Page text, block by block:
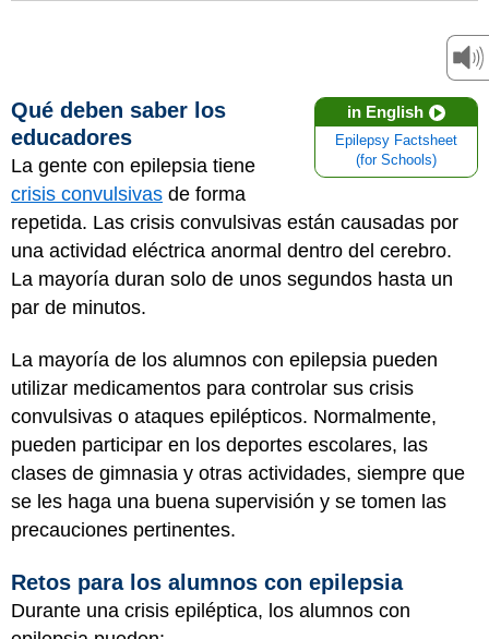
in English
Epilepsy Factsheet
(for Schools)
Qué deben saber los
educadores
La gente con epilepsia tiene
crisis convulsivas de forma
repetida. Las crisis convulsivas están causadas por
una actividad eléctrica anormal dentro del cerebro.
La mayoría duran solo de unos segundos hasta un
par de minutos.
La mayoría de los alumnos con epilepsia pueden
utilizar medicamentos para controlar sus crisis
convulsivas o ataques epilépticos. Normalmente,
pueden participar en los deportes escolares, las
clases de gimnasia y otras actividades, siempre que
se les haga una buena supervisión y se tomen las
precauciones pertinentes.
Retos para los alumnos con epilepsia
Durante una crisis epiléptica, los alumnos con